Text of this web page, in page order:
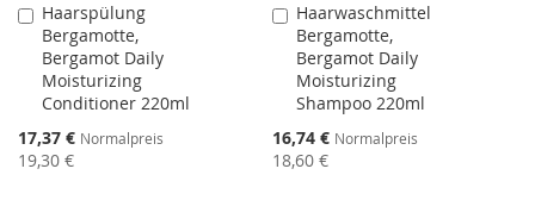
Haarspülung
Bergamotte,
Bergamot Daily
Moisturizing
Conditioner 220ml
Sonderangebot
17,37 € Normalpreis
19,30 €
In
den
Warenkorb
Haarwaschmittel
Bergamotte,
Bergamot Daily
Moisturizing
Shampoo 220ml
Sonderangebot
16,74 € Normalpreis
18,60 €
In
den
Warenkorb